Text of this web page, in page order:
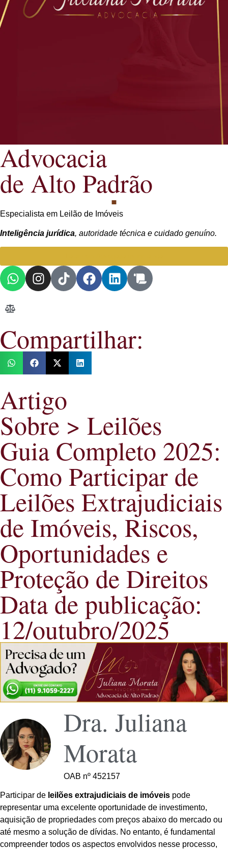
Advocacia
de Alto Padrão
Especialista em Leilão de Imóveis
Inteligência jurídica, autoridade técnica e cuidado genuíno.
Compartilhar:
Artigo
Sobre > Leilões
Guia Completo 2025:
Como Participar de
Leilões Extrajudiciais
de Imóveis, Riscos,
Oportunidades e
Proteção de Direitos
Data de publicação:
12/outubro/2025
Dra. Juliana
Morata
OAB nº 452157
Participar de leilões extrajudiciais de imóveis pode
representar uma excelente oportunidade de investimento,
aquisição de propriedades com preços abaixo do mercado ou
até mesmo a solução de dívidas. No entanto, é fundamental
compreender todos os aspectos envolvidos nesse processo,